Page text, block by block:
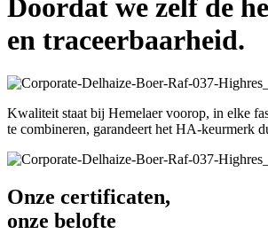
Doordat we zelf de
en traceerbaarheid.
Kwaliteit staat bij Hemelaer voorop, in elke
te combineren, garandeert het HA-keurmerk
Onze certificaten,
onze belofte